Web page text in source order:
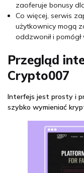
zaoferuje bonusy
Co więcej, serwis
użytkownicy mogą
oddzwonił i
Przegląd
Crypto007
Interfejs jest prosty i
szybko wymieniać